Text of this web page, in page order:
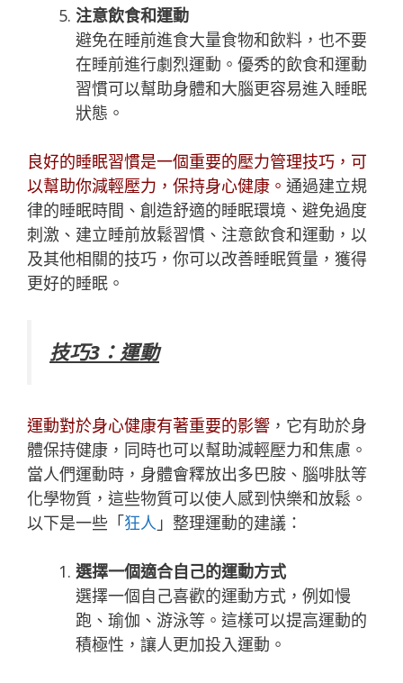
注意飲食和運動
避免在睡前進食大量食物和飲料，也不要
在睡前進行劇烈運動。優秀的飲食和運動
習慣可以幫助身體和大腦更容易進入睡眠
狀態。
良好的睡眠習慣是一個重要的壓力管理技巧，可
以幫助你減輕壓力，保持身心健康。 通過建立規
律的睡眠時間、創造舒適的睡眠環境、避免過度
刺激、建立睡前放鬆習慣、注意飲食和運動，以
及其他相關的技巧，你可以改善睡眠質量，獲得
更好的睡眠。
技巧3：運動
運動對於身心健康有著重要的影響 ，它有助於身
體保持健康，同時也可以幫助減輕壓力和焦慮。
當人們運動時，身體會釋放出多巴胺、腦啡肽等
化學物質，這些物質可以使人感到快樂和放鬆。
以下是一些「狂人 」整理運動的建議：
選擇一個適合自己的運動方式
選擇一個自己喜歡的運動方式，例如慢
跑、瑜伽、游泳等。這樣可以提高運動的
積極性，讓人更加投入運動。